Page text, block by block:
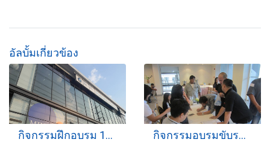
อัลบั้มเกี่ยวข้อง
กิจกรรมฝึกอบรม 12-3-2569 กิจกรรมอบรมขับรถ 15-07-2560